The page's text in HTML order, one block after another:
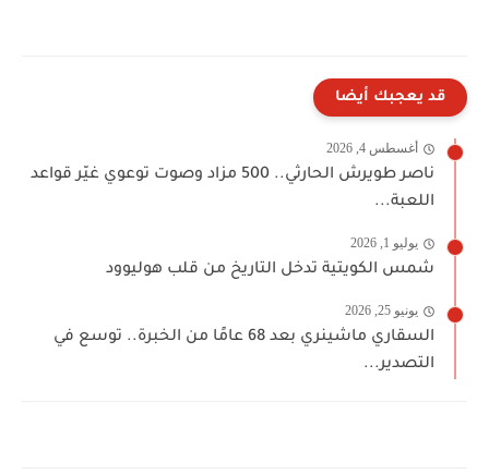
قد يعجبك أيضا
أغسطس 4, 2026
ناصر طويرش الحارثي.. 500 مزاد وصوت توعوي غيّر قواعد
اللعبة...
يوليو 1, 2026
شمس الكويتية تدخل التاريخ من قلب هوليوود
يونيو 25, 2026
السقاري ماشينري بعد 68 عامًا من الخبرة.. توسع في
التصدير...